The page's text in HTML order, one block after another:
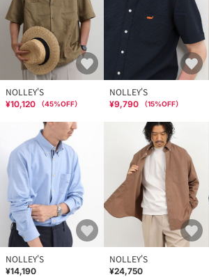
NOLLEY'S
¥10,120 （45%OFF）
NOLLEY'S
¥9,790 （15%OFF）
NOLLEY'S
¥14,190
NOLLEY'S
¥24,750